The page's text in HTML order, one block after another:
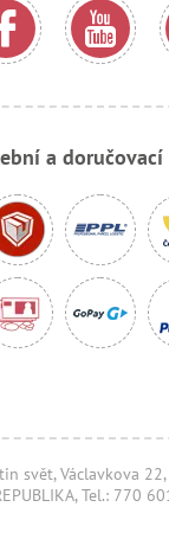
a
svět, Václavkova
Tel.: 770